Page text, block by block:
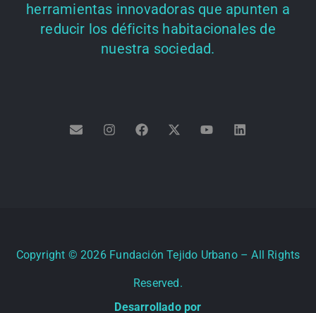
herramientas innovadoras que apunten a
reducir los déficits habitacionales de
nuestra sociedad.
Copyright ©2026Fundación Tejido Urbano – All Rights
Reserved.
Desarrollado por